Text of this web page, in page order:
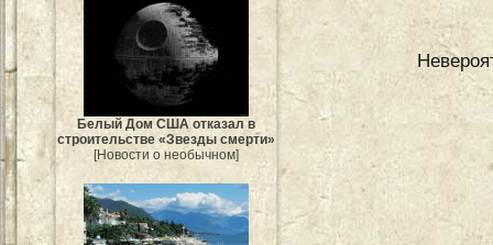
Белый Дом США отказал в
строительстве «Звезды смерти»
[Новости о необычном]